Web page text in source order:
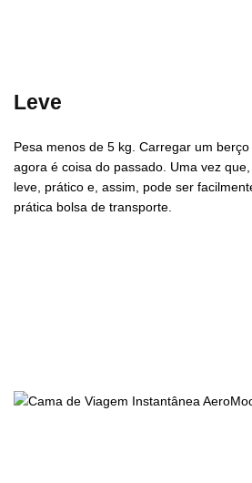
Leve
Pesa menos de 5 kg. Carregar um
agora é coisa do passado. Uma vez
leve, prático e, assim, pode ser
prática bolsa de transporte.